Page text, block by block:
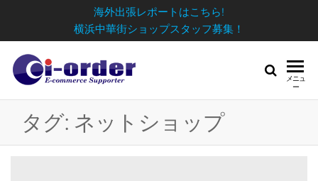
海外出張レポートはこちら!
横浜中華街ショップスタッフ募集！
メニュ
ー
タグ: ネットショップ